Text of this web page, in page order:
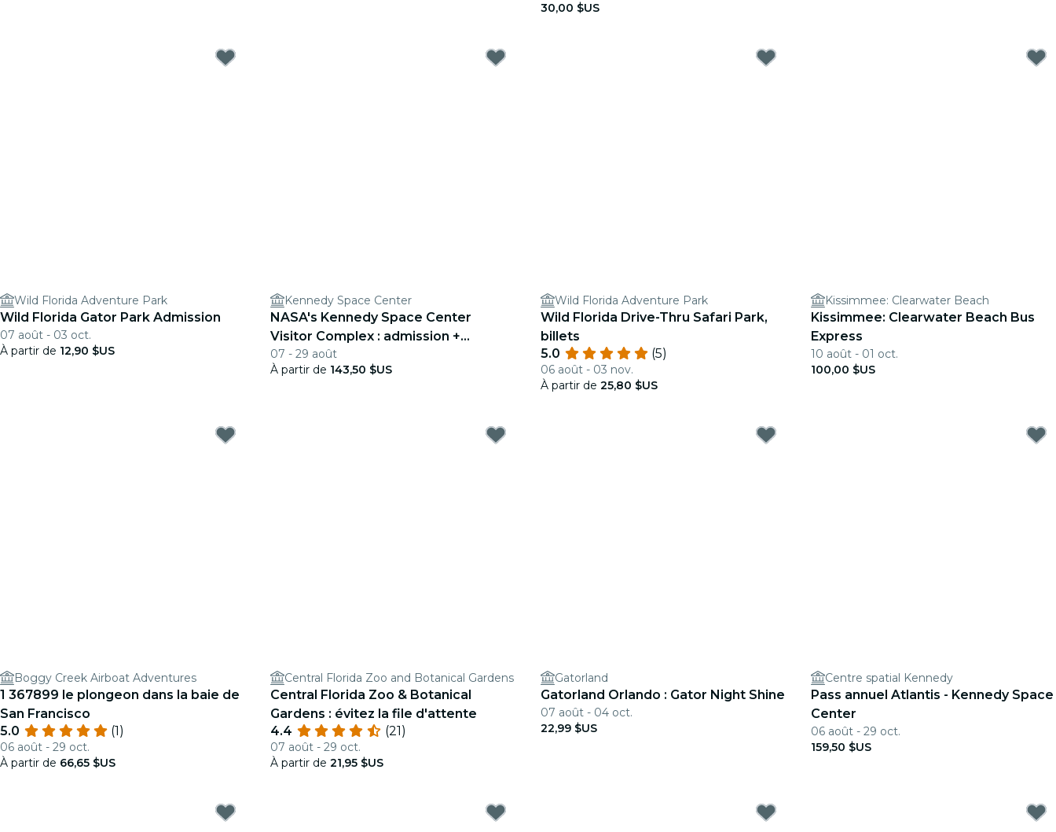
30,00 $US
Wild Florida Adventure Park
Wild Florida Gator Park Admission
07 août - 03 oct.
À partir de 12,90 $US
Kennedy Space Center
NASA's Kennedy Space Center
Visitor Complex : admission +
discussion avec un astronaute
07 - 29 août
À partir de 143,50 $US
Wild Florida Adventure Park
Wild Florida Drive-Thru Safari Park,
billets
5.0
(5)
06 août - 03 nov.
À partir de 25,80 $US
Kissimmee: Clearwater Beach
Kissimmee: Clearwater Beach Bus
Express
10 août - 01 oct.
100,00 $US
Boggy Creek Airboat Adventures
1 367899 le plongeon dans la baie de
San Francisco
5.0
(1)
06 août - 29 oct.
À partir de 66,65 $US
Central Florida Zoo and Botanical Gardens
Central Florida Zoo & Botanical
Gardens : évitez la file d'attente
4.4
(21)
07 août - 29 oct.
À partir de 21,95 $US
Gatorland
Gatorland Orlando : Gator Night Shine
07 août - 04 oct.
22,99 $US
Centre spatial Kennedy
Pass annuel Atlantis - Kennedy Space
Center
06 août - 29 oct.
159,50 $US